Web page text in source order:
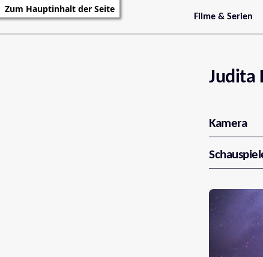
Zum Hauptinhalt der Seite
Filme & Serien
Trailer
Serienarchiv
Judita
Kamera